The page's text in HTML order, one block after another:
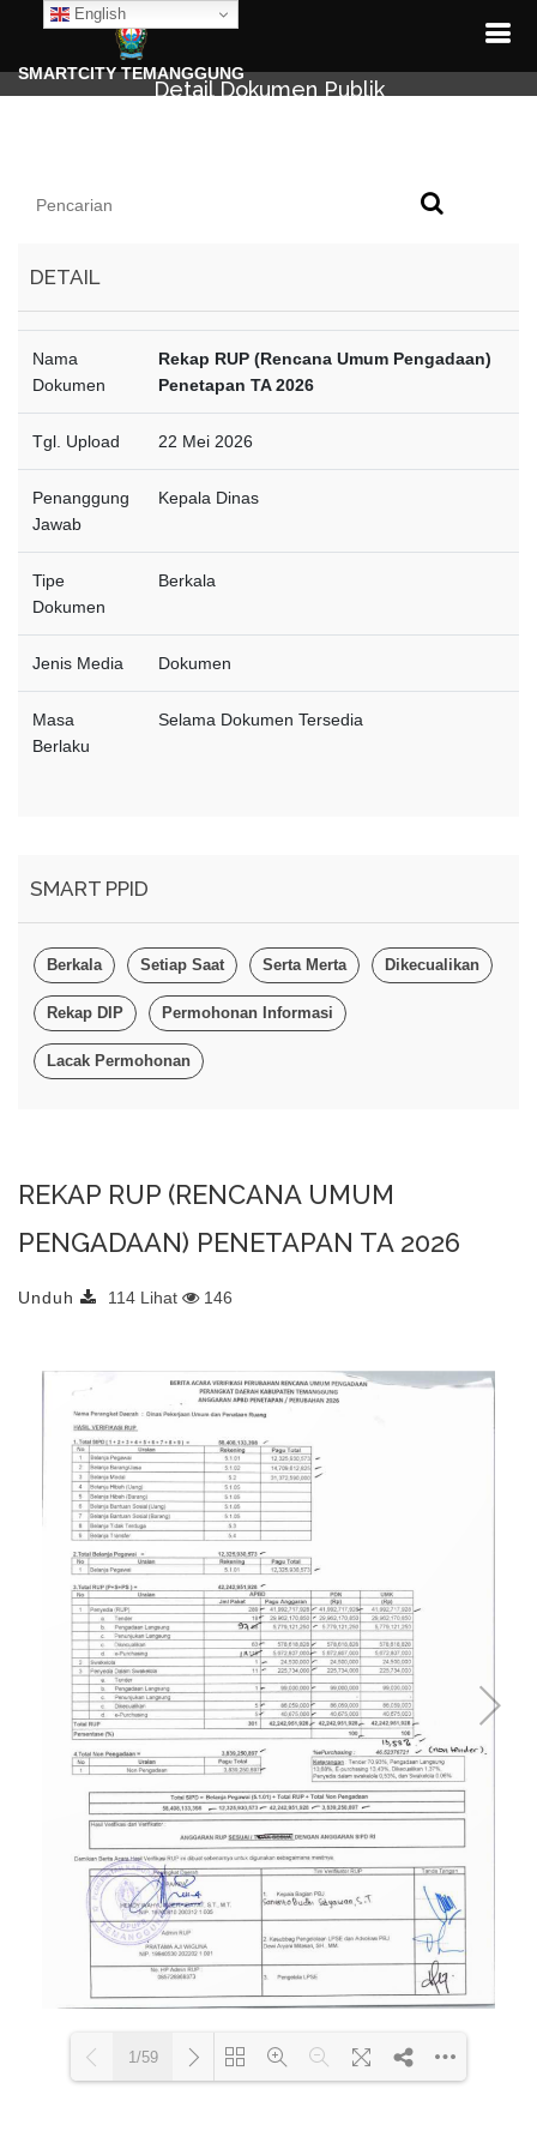
English
SMARTCITY TEMANGGUNG
Detail Dokumen Publik
DETAIL
Nama
Dokumen
Rekap RUP (Rencana Umum Pengadaan)
Penetapan TA 2026
Tgl. Upload 22 Mei 2026
Penanggung
Jawab
Kepala Dinas
Tipe
Dokumen
Berkala
Jenis Media Dokumen
Masa
Berlaku
Selama Dokumen Tersedia
SMART PPID
Berkala Setiap Saat Serta Merta Dikecualikan
Rekap DIP Permohonan Informasi
Lacak Permohonan
REKAP RUP (RENCANA UMUM
PENGADAAN) PENETAPAN TA 2026
Unduh 114 Lihat 146
1/59